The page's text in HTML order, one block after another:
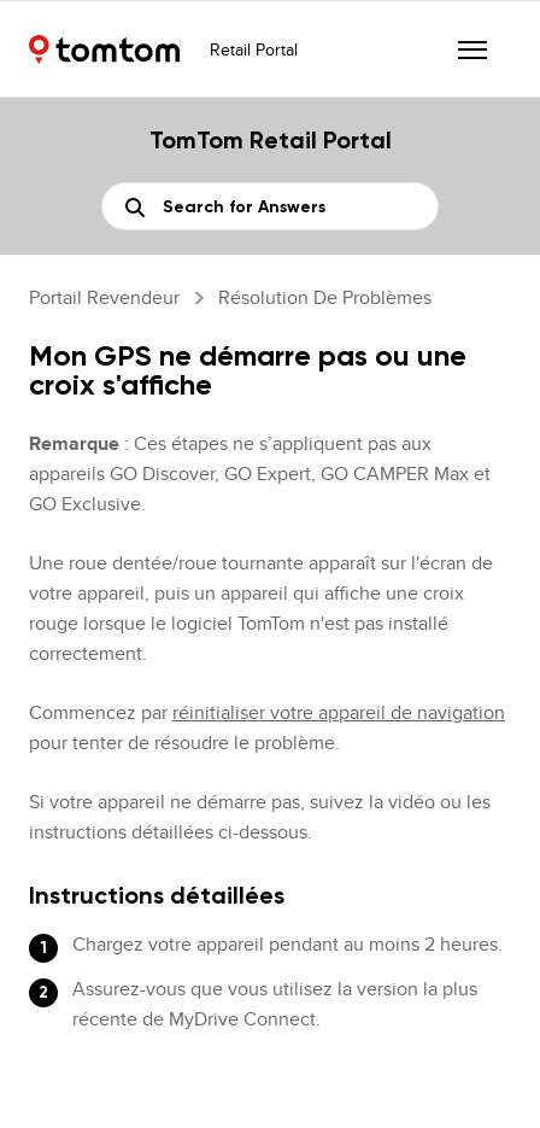
Retail Portal
TomTom Retail Portal
Portail Revendeur Résolution De Problèmes
Mon GPS ne démarre pas ou une
croix s'affiche
Remarque : Ces étapes ne s’appliquent pas aux
appareils GO Discover, GO Expert, GO CAMPER Max et
GO Exclusive.
Une roue dentée/roue tournante apparaît sur l'écran de
votre appareil, puis un appareil qui affiche une croix
rouge lorsque le logiciel TomTom n'est pas installé
correctement.
Commencez par réinitialiser votre appareil de navigation
pour tenter de résoudre le problème.
Si votre appareil ne démarre pas, suivez la vidéo ou les
instructions détaillées ci-dessous.
Instructions détaillées
Chargez votre appareil pendant au moins 2 heures.
Assurez-vous que vous utilisez la version la plus
récente de MyDrive Connect.